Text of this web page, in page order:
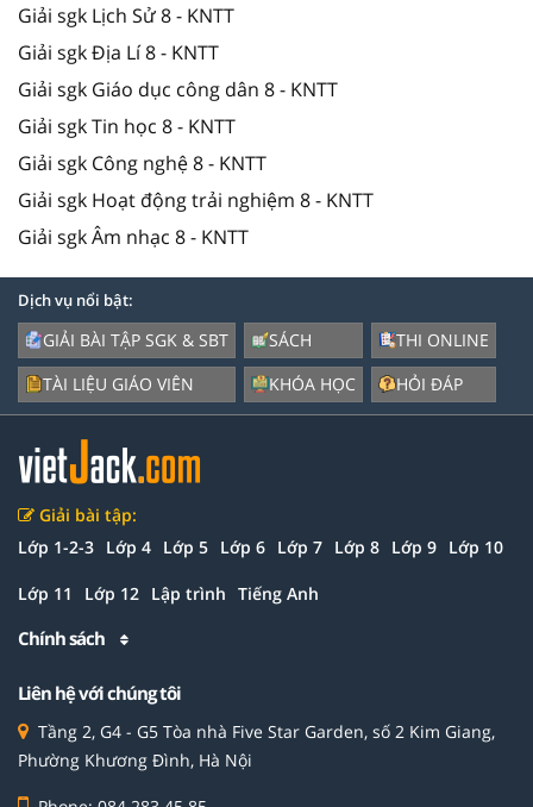
Giải sgk Lịch Sử 8 - KNTT
Giải sgk Địa Lí 8 - KNTT
Giải sgk Giáo dục công dân 8 - KNTT
Giải sgk Tin học 8 - KNTT
Giải sgk Công nghệ 8 - KNTT
Giải sgk Hoạt động trải nghiệm 8 - KNTT
Giải sgk Âm nhạc 8 - KNTT
Dịch vụ nổi bật:
GIẢI BÀI TẬP SGK & SBT
TÀI LIỆU GIÁO VIÊN
SÁCH
KHÓA HỌC
THI ONLINE
HỎI ĐÁP
Giải bài tập:
Lớp 1-2-3 Lớp 4 Lớp 5 Lớp 6 Lớp 7 Lớp 8 Lớp 9 Lớp 10
Lớp 11 Lớp 12 Lập trình Tiếng Anh
Chính sách
Liên hệ với chúng tôi
Tầng 2, G4 - G5 Tòa nhà Five Star Garden, số 2 Kim Giang,
Phường Khương Đình, Hà Nội